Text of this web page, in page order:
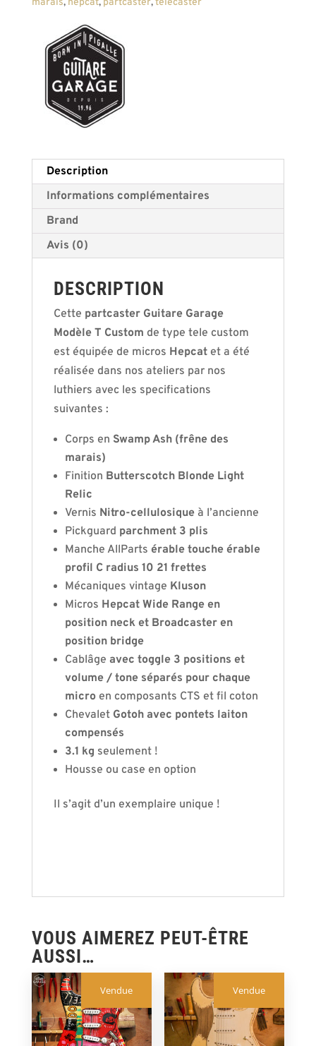
marais, hepcat, partcaster,telecaster
Description
Informations complémentaires
Brand
Avis (0)
DESCRIPTION
Cette partcaster Guitare Garage
Modèle T Custom de type tele custom
est équipée de micros Hepcatet a été
réalisée dans nos ateliers par nos
luthiers avec les specifications
suivantes :
Corps en Swamp Ash (frêne des
marais)
Finition Butterscotch Blonde Light
Relic
Vernis Nitro-cellulosique à l’ancienne
Pickguard parchment 3 plis
Manche AllParts érable touche érable
profil C radius 10 21 frettes
Mécaniques vintage Kluson
Micros Hepcat Wide Range en
position neck et Broadcaster en
position bridge
Cablâge avec toggle 3 positions et
volume / tone séparés pour chaque
microen composants CTS et fil coton
Chevalet Gotoh avec pontets laiton
compensés
3.1 kg seulement !
Housse ou case en option
Il s’agit d’un exemplaire unique !
VOUS AIMEREZ PEUT-ÊTRE
AUSSI…
Vendue Vendue